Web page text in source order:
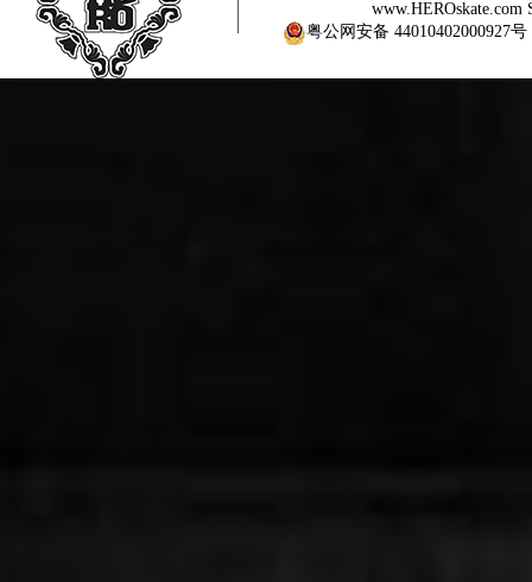
www.HEROskate.com
粤公网安备 44010402000927号